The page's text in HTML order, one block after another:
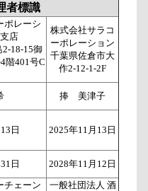
者標識
ポレーシ
店
18-15御
階401号C
株式会社サラコ
ーポレーション
千葉県佐倉市大
作2-12-1-2F
捧 美津子
日 2025年11月13日
日
2028年11月12日
チェーン
一般社団法人 酒